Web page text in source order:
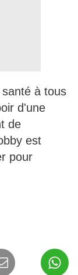
à tous
d'une
de
est
pour